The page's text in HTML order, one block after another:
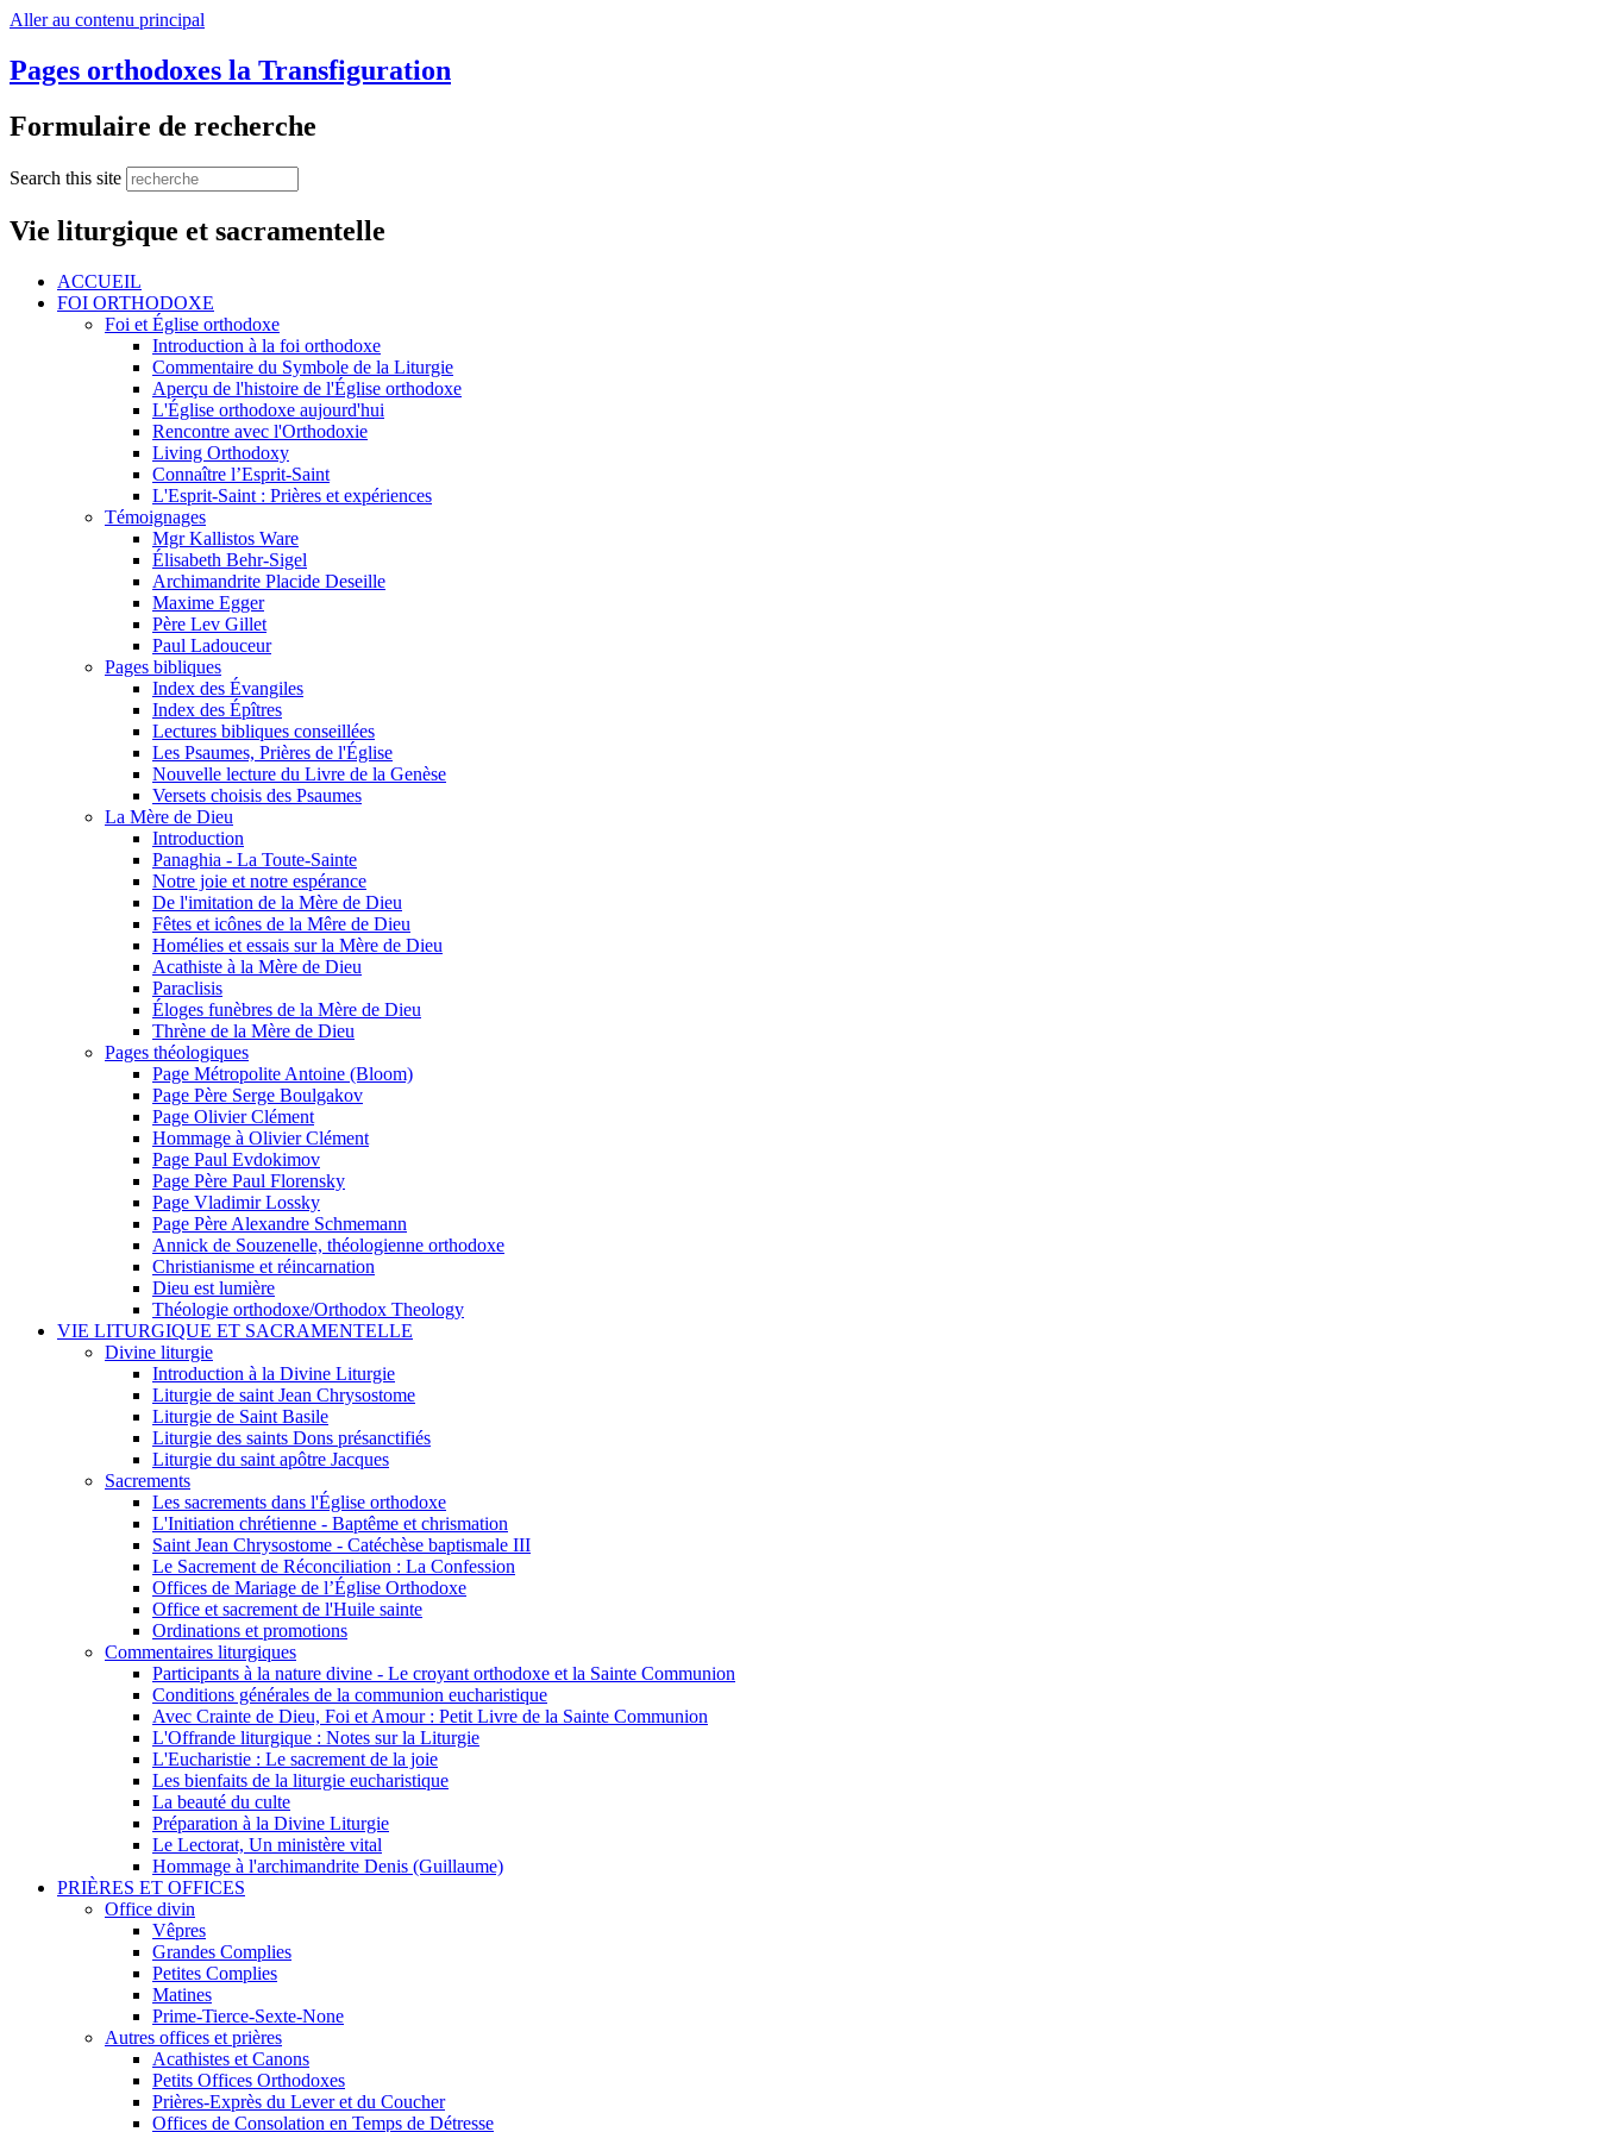
Aller au contenu principal
Pages orthodoxes la Transfiguration
Formulaire de recherche
Search this site
Vie liturgique et sacramentelle
ACCUEIL
FOI ORTHODOXE
Foi et Église orthodoxe
Introduction à la foi orthodoxe
Commentaire du Symbole de la Liturgie
Aperçu de l'histoire de l'Église orthodoxe
L'Église orthodoxe aujourd'hui
Rencontre avec l'Orthodoxie
Living Orthodoxy
Connaître l’Esprit-Saint
L'Esprit-Saint : Prières et expériences
Témoignages
Mgr Kallistos Ware
Élisabeth Behr-Sigel
Archimandrite Placide Deseille
Maxime Egger
Père Lev Gillet
Paul Ladouceur
Pages bibliques
Index des Évangiles
Index des Épîtres
Lectures bibliques conseillées
Les Psaumes, Prières de l'Église
Nouvelle lecture du Livre de la Genèse
Versets choisis des Psaumes
La Mère de Dieu
Introduction
Panaghia - La Toute-Sainte
Notre joie et notre espérance
De l'imitation de la Mère de Dieu
Fêtes et icônes de la Mêre de Dieu
Homélies et essais sur la Mère de Dieu
Acathiste à la Mère de Dieu
Paraclisis
Éloges funèbres de la Mère de Dieu
Thrène de la Mère de Dieu
Pages théologiques
Page Métropolite Antoine (Bloom)
Page Père Serge Boulgakov
Page Olivier Clément
Hommage à Olivier Clément
Page Paul Evdokimov
Page Père Paul Florensky
Page Vladimir Lossky
Page Père Alexandre Schmemann
Annick de Souzenelle, théologienne orthodoxe
Christianisme et réincarnation
Dieu est lumière
Théologie orthodoxe/Orthodox Theology
VIE LITURGIQUE ET SACRAMENTELLE
Divine liturgie
Introduction à la Divine Liturgie
Liturgie de saint Jean Chrysostome
Liturgie de Saint Basile
Liturgie des saints Dons présanctifiés
Liturgie du saint apôtre Jacques
Sacrements
Les sacrements dans l'Église orthodoxe
L'Initiation chrétienne - Baptême et chrismation
Saint Jean Chrysostome - Catéchèse baptismale III
Le Sacrement de Réconciliation : La Confession
Offices de Mariage de l’Église Orthodoxe
Office et sacrement de l'Huile sainte
Ordinations et promotions
Commentaires liturgiques
Participants à la nature divine - Le croyant orthodoxe et la Sainte Communion
Conditions générales de la communion eucharistique
Avec Crainte de Dieu, Foi et Amour : Petit Livre de la Sainte Communion
L'Offrande liturgique : Notes sur la Liturgie
L'Eucharistie : Le sacrement de la joie
Les bienfaits de la liturgie eucharistique
La beauté du culte
Préparation à la Divine Liturgie
Le Lectorat, Un ministère vital
Hommage à l'archimandrite Denis (Guillaume)
PRIÈRES ET OFFICES
Office divin
Vêpres
Grandes Complies
Petites Complies
Matines
Prime-Tierce-Sexte-None
Autres offices et prières
Acathistes et Canons
Petits Offices Orthodoxes
Prières-Exprès du Lever et du Coucher
Offices de Consolation en Temps de Détresse